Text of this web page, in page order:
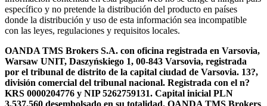
específico y no pretende la distribución del producto en países
donde la distribución y uso de esta información sea incompatible
con las leyes, regulaciones y requisitos locales.
OANDA TMS Brokers S.A. con oficina registrada en Varsovia,
Warsaw UNIT, Daszyńskiego 1, 00-843 Varsovia, registrada
por el tribunal de distrito de la capital ciudad de Varsovia. 13?,
división comercial del tribunal nacional. Registrada con el n?
KRS 0000204776 y NIP 5262759131. Capital inicial PLN